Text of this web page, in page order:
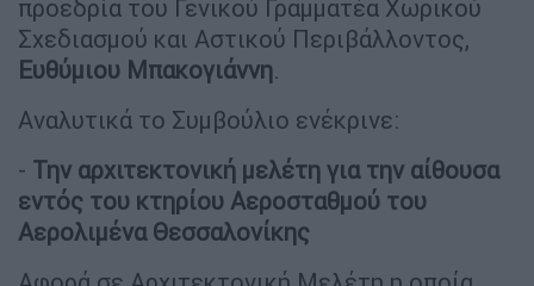
προεδρία του Γενικού Γραμματέα Χωρικού
Σχεδιασμού και Αστικού Περιβάλλοντος,
Ευθύμιου Μπακογιάννη.
Αναλυτικά το Συμβούλιο ενέκρινε:
- Την αρχιτεκτονική μελέτη για την αίθουσα
εντός του κτηρίου Αεροσταθμού του
Αερολιμένα Θεσσαλονίκης